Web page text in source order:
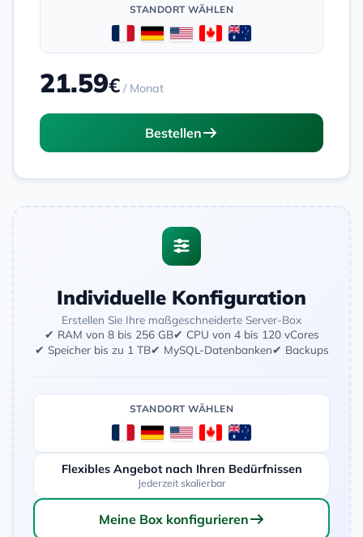
STANDORT WÄHLEN
21.59€ / Monat
Bestellen
Individuelle Konfiguration
Erstellen Sie Ihre maßgeschneiderte Server-Box
✔ RAM von 8 bis 256 GB✔ CPU von 4 bis 120 vCores
✔ Speicher bis zu 1 TB✔ MySQL-Datenbanken✔ Backups
STANDORT WÄHLEN
Flexibles Angebot nach Ihren Bedürfnissen
Jederzeit skalierbar
Meine Box konfigurieren